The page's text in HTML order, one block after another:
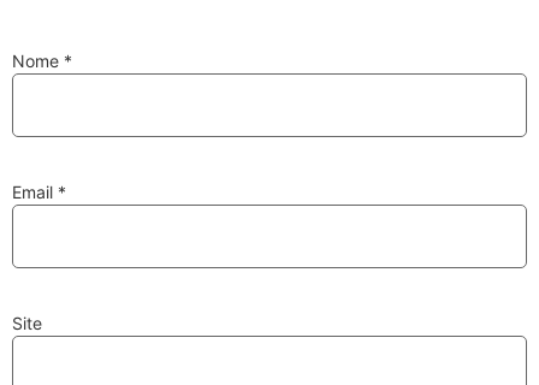
Nome *
Email *
Site
Discos e Pastilhas
Amortecedores